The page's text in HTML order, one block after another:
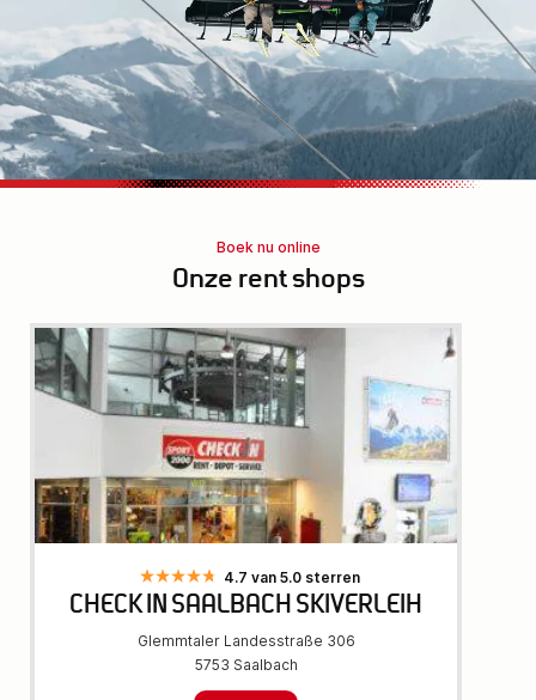
Boek nu online
Onze rent shops
4.7 van 5.0 sterren
CHECK IN SAALBACH SKIVERLEIH
Glemmtaler Landesstraße 306
5753 Saalbach